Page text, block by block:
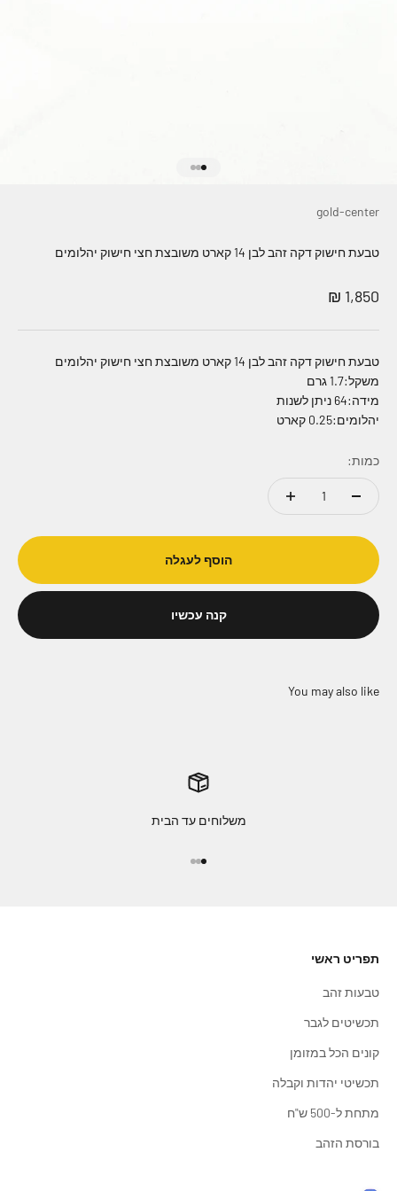
gold-center
טבעת חישוק דקה זהב לבן 14 קארט משובצת חצי חישוק יהלומים
מחיר מבצע
1,850 ₪
טבעת חישוק דקה זהב לבן 14 קארט משובצת חצי חישוק יהלומים
משקל:1.7 גרם
מידה:64 ניתן לשנות
יהלומים:0.25 קארט
כמות:
הוסף לעגלה
קנה עכשיו
משלוחים עד הבית
תפריט ראשי
טבעות זהב
תכשיטים לגבר
קונים הכל במזומן
תכשיטי יהדות וקבלה
מתחת ל-500 ש"ח
בורסת הזהב